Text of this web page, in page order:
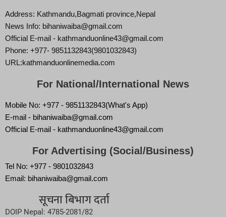
Address: Kathmandu,Bagmati province,Nepal
News Info: bihaniwaiba@gmail.com
Official E-mail - kathmanduonline43@gmail.com
Phone: +977- 9851132843(9801032843)
URL:kathmanduonlinemedia.com
For National/International News
Mobile No: +977 - 9851132843(What's App)
E-mail - bihaniwaiba@gmail.com
Official E-mail - kathmanduonline43@gmail.com
For Advertising (Social/Business)
Tel No: +977 - 9801032843
Email: bihaniwaiba@gmail.com
सूचना बिभाग दर्ता
DOIP Nepal: 4785-2081/82